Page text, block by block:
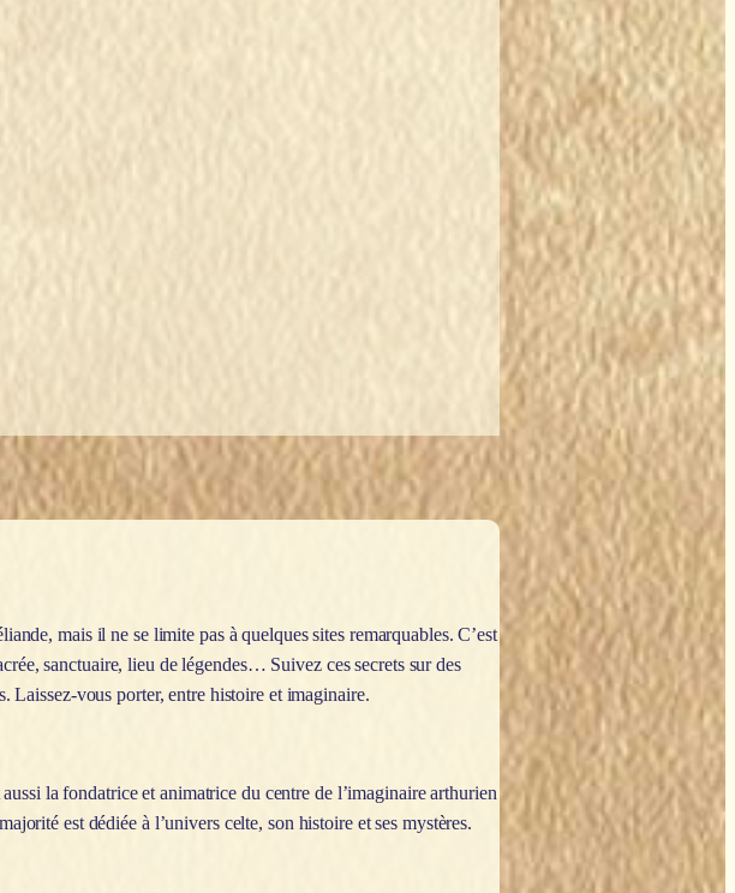
mais il ne se limite pas à quelques sites remarquables. C’est
sanctuaire, lieu de légendes… Suivez ces secrets sur des
Laissez-vous porter, entre histoire et imaginaire.
la fondatrice et animatrice du centre de l’imaginaire arthurien
est dédiée à l’univers celte, son histoire et ses mystères.